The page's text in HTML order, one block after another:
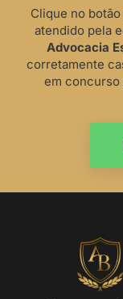
Clique no
atendido pela
Advocacia
corretamente
em